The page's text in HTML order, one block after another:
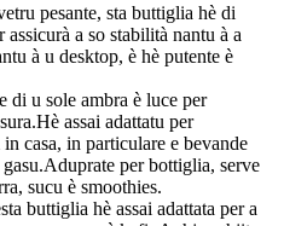
pesante, sta buttiglia hè di
a so stabilità nantu à a
à u desktop, è hè putente è
di u sole ambra è luce per
assai adattatu per
casa, in particulare e bevande
per bottiglia, serve
sucu è smoothies.
buttiglia hè assai adattata per a